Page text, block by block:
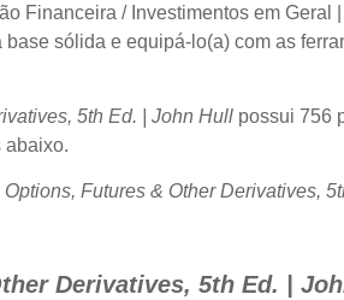
Financeira / Investimentos em
sólida e equipá-lo(a) com as
5th Ed. | John Hull possui 756
abaixo.
Options, Futures & Other Derivatives,
Derivatives, 5th Ed. |